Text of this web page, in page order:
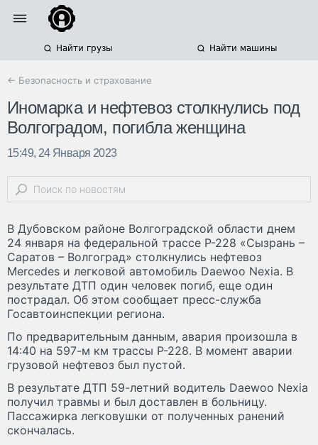
Найти грузы Найти машины
← Безопасность и страхование
Иномарка и нефтевоз столкнулись под
Волгоградом, погибла женщина
15:49, 24 Января 2023
В Дубовском районе Волгоградской области днем
24 января на федеральной трассе Р-228 «Сызрань –
Саратов – Волгоград» столкнулись нефтевоз
Mercedes и легковой автомобиль Daewoo Nexia. В
результате ДТП один человек погиб, еще один
пострадал. Об этом сообщает пресс-служба
Госавтоинспекции региона.
По предварительным данным, авария произошла в
14:40 на 597-м км трассы Р-228. В момент аварии
грузовой нефтевоз был пустой.
В результате ДТП 59-летний водитель Daewoo Nexia
получил травмы и был доставлен в больницу.
Пассажирка легковушки от полученных ранений
скончалась.